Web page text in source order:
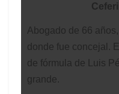
Abogado de 66
donde fue concejal.
de fórmula de Luis
grande.